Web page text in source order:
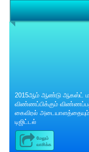
2015ஆம் ஆண்டு ஆகஸ்ட்
விண்ணப்பிக்கும்
கைவிரல்
டிஜிட்டல்
மேலும்
வாசிக்க